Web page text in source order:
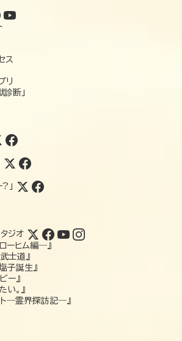
ス
リ
診断」
?」
ジオ
ーヒム編―』
士道』
子誕生』
ー』
い。』
ト―霊界探訪記―』